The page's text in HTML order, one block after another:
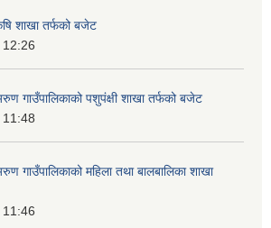
शाखा तर्फको बजेट
गाउँपालिकाको पशुपंक्षी शाखा तर्फको बजेट
महिला तथा बालबालिका शाखा